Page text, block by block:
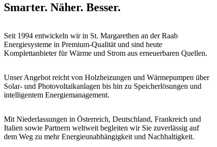
Smarter. Näher. Besser.
Seit 1994 entwickeln wir in St. Margarethen an der Raab
Energiesysteme in Premium-Qualität und sind heute
Komplettanbieter für Wärme und Strom aus erneuerbaren Quellen.
Unser Angebot reicht von Holzheizungen und Wärmepumpen über
Solar- und Photovoltaikanlagen bis hin zu Speicherlösungen und
intelligentem Energiemanagement.
Mit Niederlassungen in Österreich, Deutschland, Frankreich und
Italien sowie Partnern weltweit begleiten wir Sie zuverlässig auf
dem Weg zu mehr Energieunabhängigkeit und Nachhaltigkeit.